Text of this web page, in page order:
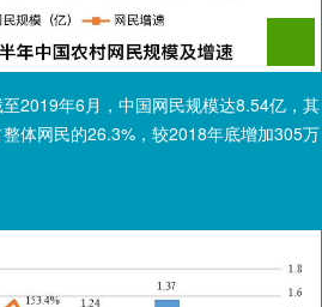
至2019年6月，中国网民规模达8.54亿，其
体网民的26.3%，较2018年底增加305万